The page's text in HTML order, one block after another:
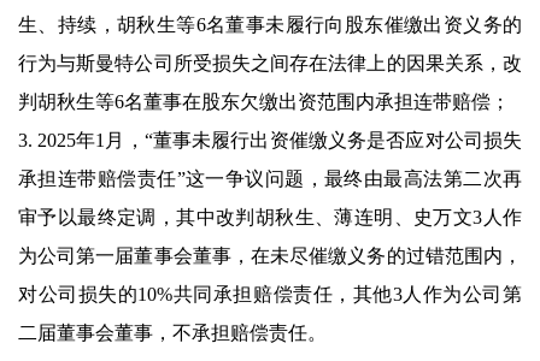
生、持续，胡秋生等6名董事未履行向股东催缴出资义务的
行为与斯曼特公司所受损失之间存在法律上的因果关系，改
判胡秋生等6名董事在股东欠缴出资范围内承担连带赔偿；
3. 2025年1月，“董事未履行出资催缴义务是否应对公司损失
承担连带赔偿责任”这一争议问题，最终由最高法第二次再
审予以最终定调，其中改判胡秋生、薄连明、史万文3人作
为公司第一届董事会董事，在未尽催缴义务的过错范围内，
对公司损失的10%共同承担赔偿责任，其他3人作为公司第
二届董事会董事，不承担赔偿责任。